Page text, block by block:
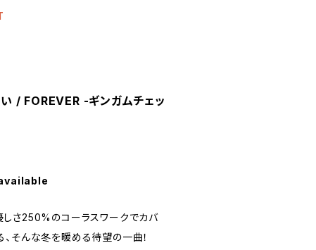
/ FOREVER -ギンガムチェッ
さ250%のコーラスワークでカバ
そんな冬を暖める待望の一曲！